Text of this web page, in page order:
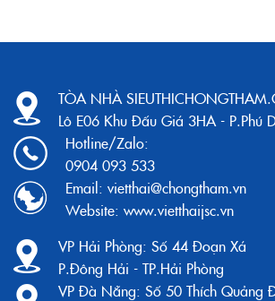
TÒA NHÀ
Lô E06 Khu Đấu Giá 3HA - P.Phú
Hotline/Zalo:
0904 093 533
Email: vietthai@chongtham.vn
Website: www.vietthaijsc.vn
VP Hải Phòng: Số 44 Đoạn Xá
P.Đông Hải - TP.Hải Phòng
VP Đà Nẵng: Số 50 Thích Quảng